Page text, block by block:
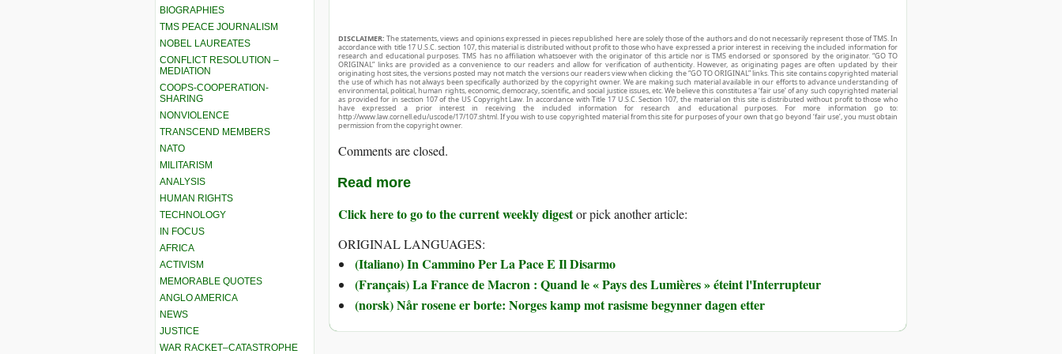
BIOGRAPHIES
TMS PEACE JOURNALISM
NOBEL LAUREATES
CONFLICT RESOLUTION –
MEDIATION
COOPS-COOPERATION-
SHARING
NONVIOLENCE
TRANSCEND MEMBERS
NATO
MILITARISM
ANALYSIS
HUMAN RIGHTS
TECHNOLOGY
IN FOCUS
AFRICA
ACTIVISM
MEMORABLE QUOTES
ANGLO AMERICA
NEWS
JUSTICE
WAR RACKET–CATASTROPHE
DISCLAIMER: The statements, views and opinions expressed in pieces republished here are solely those of the authors and do not necessarily represent those of TMS. In
accordance with title 17 U.S.C. section 107, this material is distributed without profit to those who have expressed a prior interest in receiving the included information for
research and educational purposes. TMS has no affiliation whatsoever with the originator of this article nor is TMS endorsed or sponsored by the originator. “GO TO
ORIGINAL” links are provided as a convenience to our readers and allow for verification of authenticity. However, as originating pages are often updated by their
originating host sites, the versions posted may not match the versions our readers view when clicking the “GO TO ORIGINAL” links. This site contains copyrighted material
the use of which has not always been specifically authorized by the copyright owner. We are making such material available in our efforts to advance understanding of
environmental, political, human rights, economic, democracy, scientific, and social justice issues, etc. We believe this constitutes a ‘fair use’ of any such copyrighted material
as provided for in section 107 of the US Copyright Law. In accordance with Title 17 U.S.C. Section 107, the material on this site is distributed without profit to those who
have expressed a prior interest in receiving the included information for research and educational purposes. For more information go to:
http://www.law.cornell.edu/uscode/17/107.shtml. If you wish to use copyrighted material from this site for purposes of your own that go beyond ‘fair use’, you must obtain
permission from the copyright owner.
Comments are closed.
Read more
Click here to go to the current weekly digestor pick another article:
ORIGINAL LANGUAGES:
(Italiano) In Cammino Per La Pace E Il Disarmo
(Français) La France de Macron : Quand le « Pays des Lumières » éteint l'Interrupteur
(norsk) Når rosene er borte: Norges kamp mot rasisme begynner dagen etter